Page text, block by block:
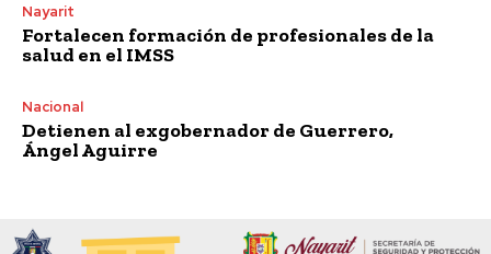
Nayarit
Fortalecen formación de profesionales de la
salud en el IMSS
Nacional
Detienen al exgobernador de Guerrero,
Ángel Aguirre